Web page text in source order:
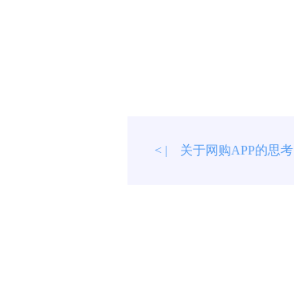
< | 关于网购APP的思考